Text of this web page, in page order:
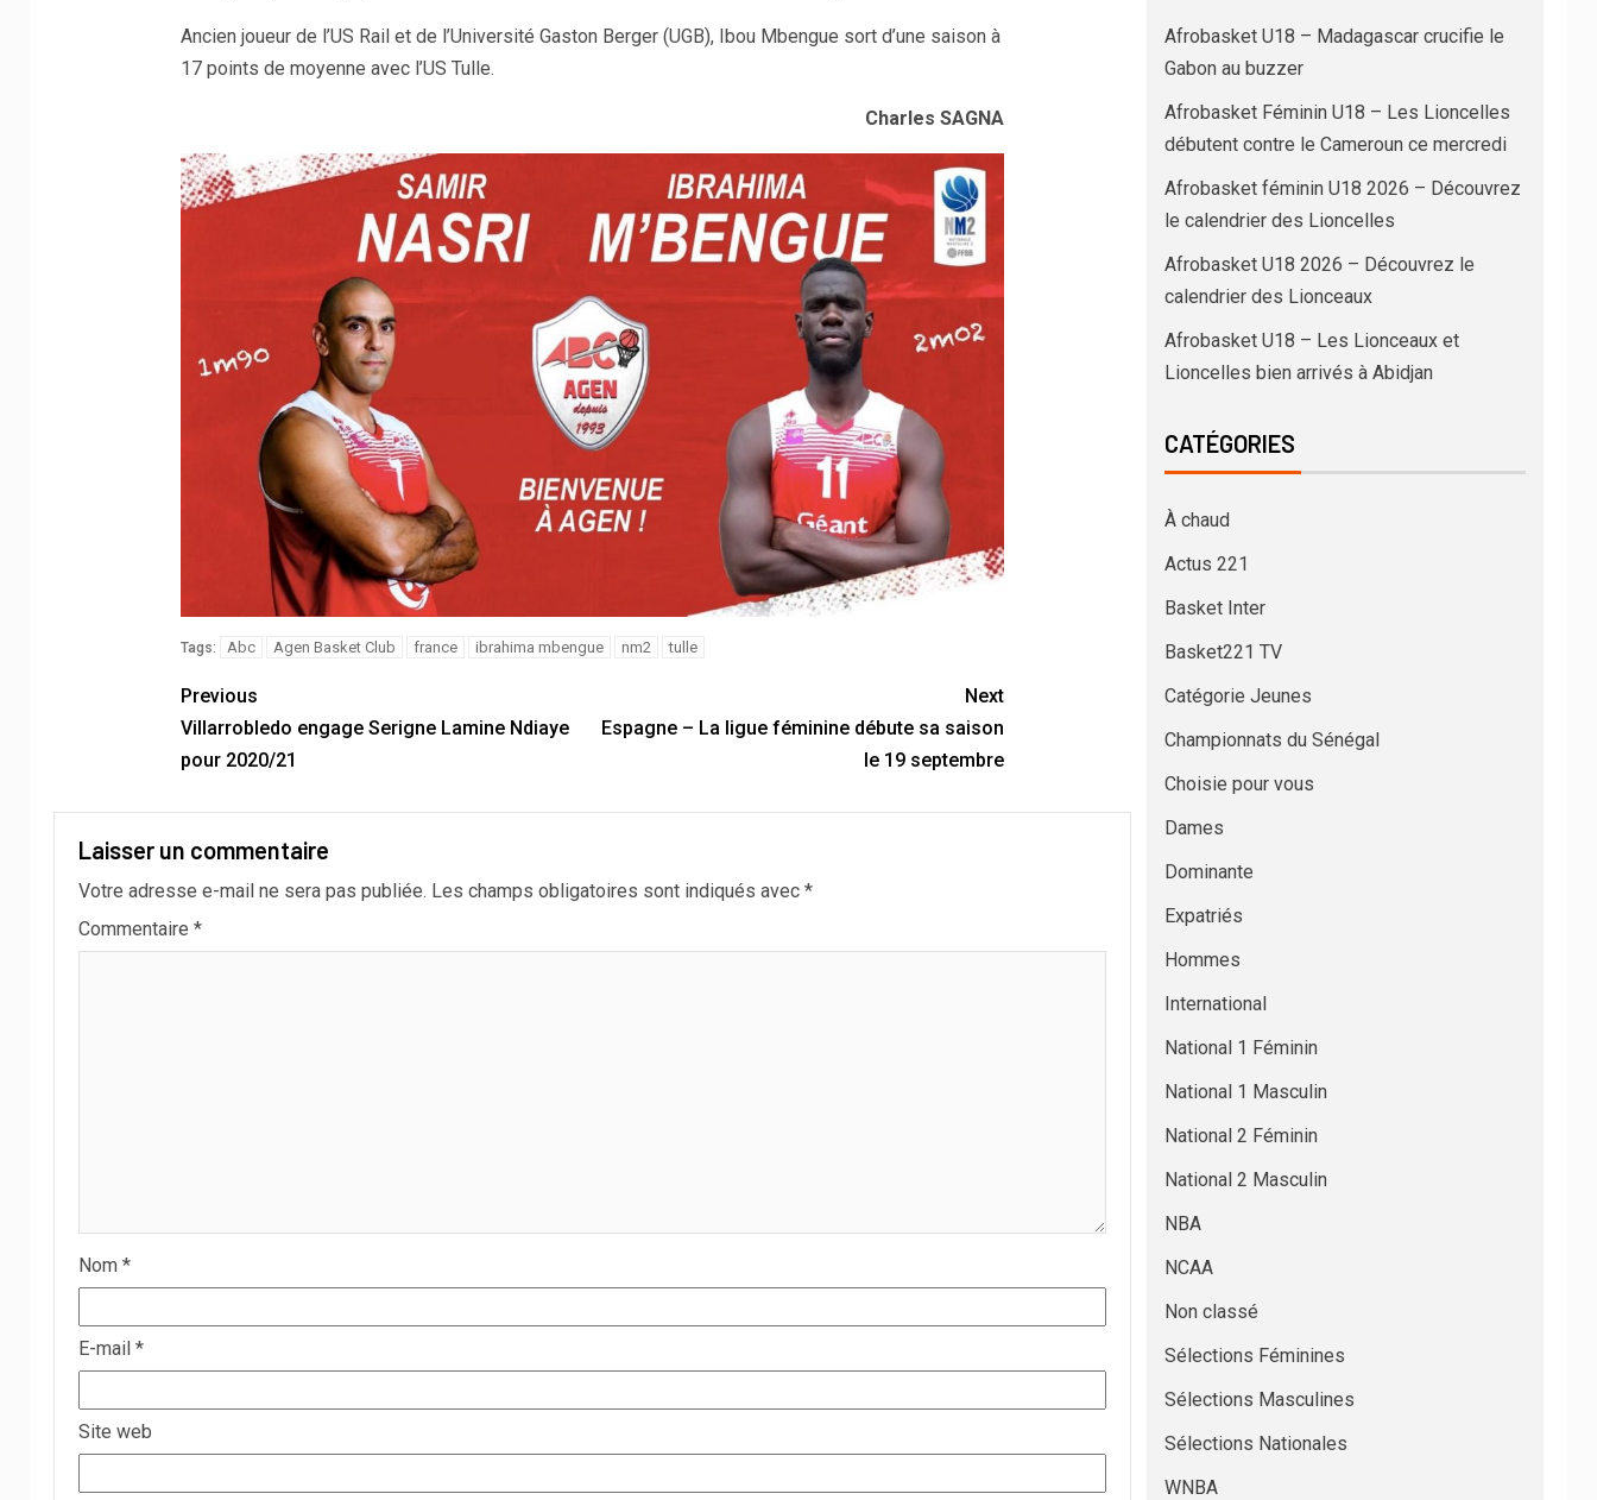
Ancien joueur de l’US Rail et de l’Université Gaston Berger (UGB), Ibou Mbengue sort d’une saison à
17 points de moyenne avec l’US Tulle.
Charles SAGNA
Tags: Abc Agen Basket Club france ibrahima mbengue nm2 tulle
Previous
Villarrobledo engage Serigne Lamine Ndiaye
pour 2020/21
Next
Espagne – La ligue féminine débute sa saison
le 19 septembre
Laisser un commentaire
Votre adresse e-mail ne sera pas publiée. Les champs obligatoires sont indiqués avec *
Commentaire *
Nom *
E-mail *
Site web
Afrobasket U18 – Madagascar crucifie le
Gabon au buzzer
Afrobasket Féminin U18 – Les Lioncelles
débutent contre le Cameroun ce mercredi
Afrobasket féminin U18 2026 – Découvrez
le calendrier des Lioncelles
Afrobasket U18 2026 – Découvrez le
calendrier des Lionceaux
Afrobasket U18 – Les Lionceaux et
Lioncelles bien arrivés à Abidjan
CATÉGORIES
À chaud
Actus 221
Basket Inter
Basket221 TV
Catégorie Jeunes
Championnats du Sénégal
Choisie pour vous
Dames
Dominante
Expatriés
Hommes
International
National 1 Féminin
National 1 Masculin
National 2 Féminin
National 2 Masculin
NBA
NCAA
Non classé
Sélections Féminines
Sélections Masculines
Sélections Nationales
WNBA